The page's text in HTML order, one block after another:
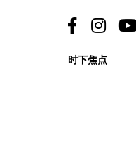
时下焦点